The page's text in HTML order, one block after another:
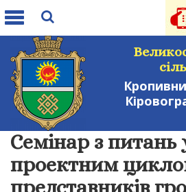
Toggle
Семінар з питань
проектним
представників